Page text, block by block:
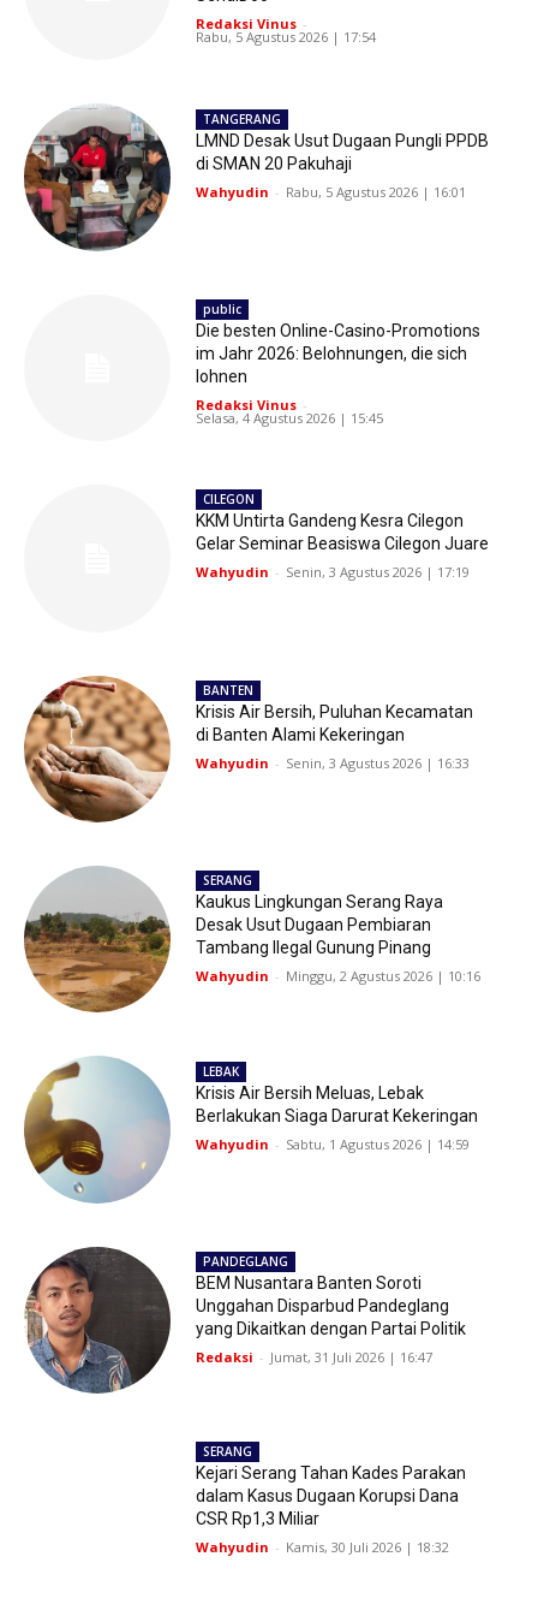
Redaksi Vinus -
Rabu, 5 Agustus 2026 | 17:54
TANGERANG
LMND Desak Usut Dugaan Pungli PPDB
di SMAN 20 Pakuhaji
Wahyudin - Rabu, 5 Agustus 2026 | 16:01
public
Die besten Online-Casino-Promotions
im Jahr 2026: Belohnungen, die sich
lohnen
Redaksi Vinus -
Selasa, 4 Agustus 2026 | 15:45
CILEGON
KKM Untirta Gandeng Kesra Cilegon
Gelar Seminar Beasiswa Cilegon Juare
Wahyudin - Senin, 3 Agustus 2026 | 17:19
BANTEN
Krisis Air Bersih, Puluhan Kecamatan
di Banten Alami Kekeringan
Wahyudin - Senin, 3 Agustus 2026 | 16:33
SERANG
Kaukus Lingkungan Serang Raya
Desak Usut Dugaan Pembiaran
Tambang Ilegal Gunung Pinang
Wahyudin - Minggu, 2 Agustus 2026 | 10:16
LEBAK
Krisis Air Bersih Meluas, Lebak
Berlakukan Siaga Darurat Kekeringan
Wahyudin - Sabtu, 1 Agustus 2026 | 14:59
PANDEGLANG
BEM Nusantara Banten Soroti
Unggahan Disparbud Pandeglang
yang Dikaitkan dengan Partai Politik
Redaksi - Jumat, 31 Juli 2026 | 16:47
SERANG
Kejari Serang Tahan Kades Parakan
dalam Kasus Dugaan Korupsi Dana
CSR Rp1,3 Miliar
Wahyudin - Kamis, 30 Juli 2026 | 18:32